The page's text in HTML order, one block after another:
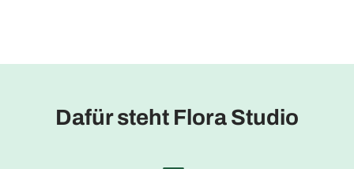
Dafür steht Flora Studio